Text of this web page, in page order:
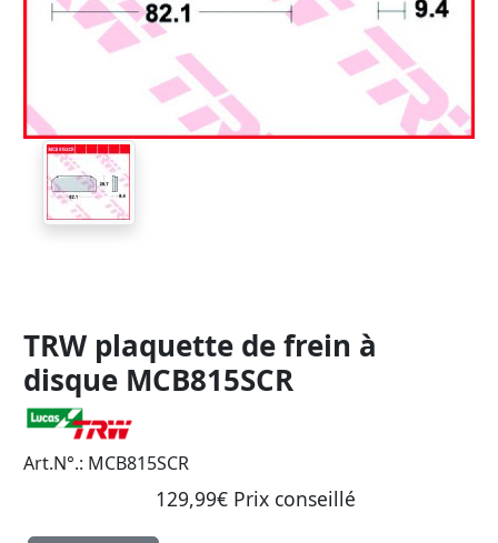
TRW plaquette de frein à
disque MCB815SCR
Art.N°.: MCB815SCR
129,99€ Prix ​​conseillé